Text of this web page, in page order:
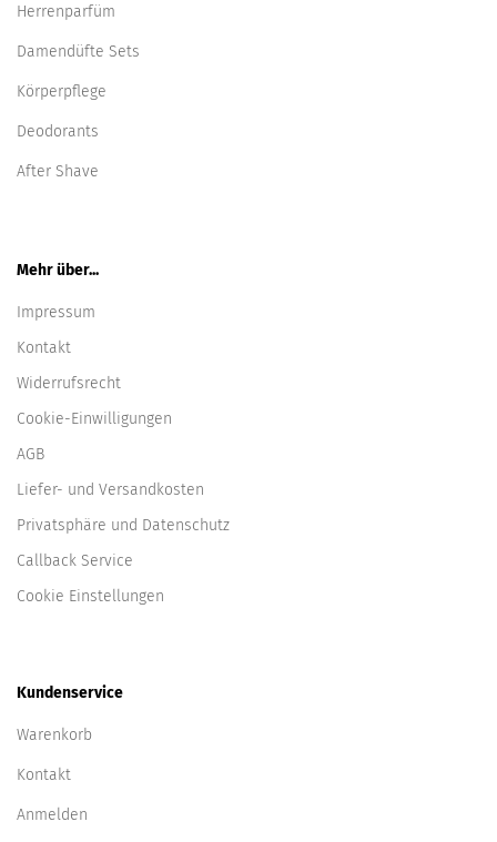
Herrenparfüm
Damendüfte Sets
Körperpflege
Deodorants
After Shave
Mehr über...
Impressum
Kontakt
Widerrufsrecht
Cookie-Einwilligungen
AGB
Liefer- und Versandkosten
Privatsphäre und Datenschutz
Callback Service
Cookie Einstellungen
Kundenservice
Warenkorb
Kontakt
Anmelden